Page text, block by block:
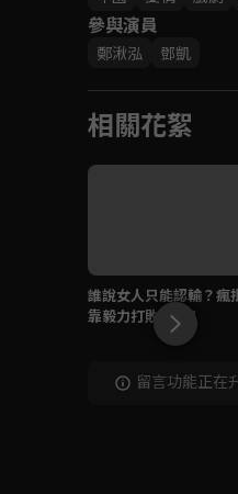
參與演員
鄭湫泓 鄧凱
相關花絮
誰說女人只能認輸？瘋
靠毅力打敗壯士！
留言功能正在